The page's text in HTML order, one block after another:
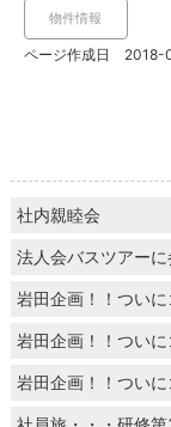
物件情報
ページ作成日 2018-
社内親睦会
法人会バスツアー
岩田企画！！つい
岩田企画！！つい
岩田企画！！つい